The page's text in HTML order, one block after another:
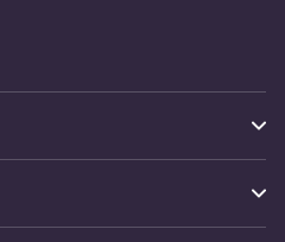
16:9
Finska, Engelska